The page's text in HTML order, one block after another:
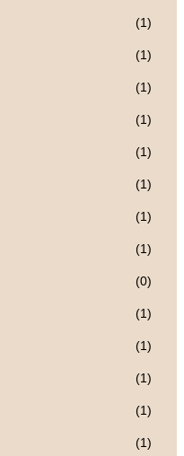
(1)
(1)
(1)
(1)
(1)
(1)
(1)
(1)
(0)
(1)
(1)
(1)
(1)
(1)